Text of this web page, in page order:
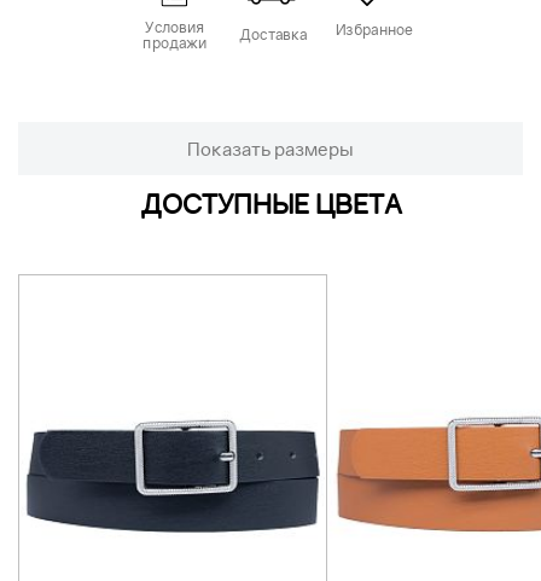
Условия
продажи
Доставка Избранное
Показать размеры
ДОСТУПНЫЕ ЦВЕТА